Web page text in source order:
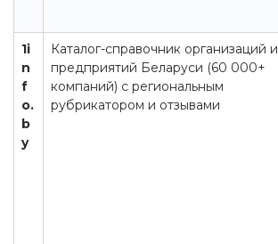
1i
n
f
o.
b
y
Каталог-справочник организаций и
предприятий Беларуси (60 000+
компаний) с региональным
рубрикатором и отзывами